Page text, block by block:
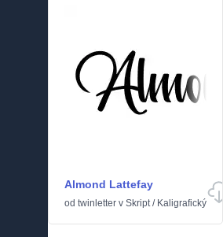
Almond Lattefay
od twinletter v Skript/ Kaligrafický